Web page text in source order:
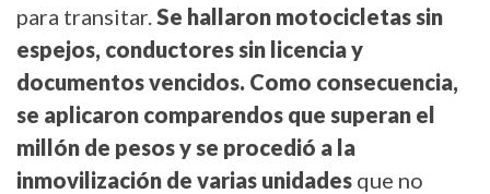
para transitar. Se hallaron motocicletas sin
espejos, conductores sin licencia y
documentos vencidos. Como consecuencia,
se aplicaron comparendos que superan el
millón de pesos y se procedió a la
inmovilización de varias unidades que no